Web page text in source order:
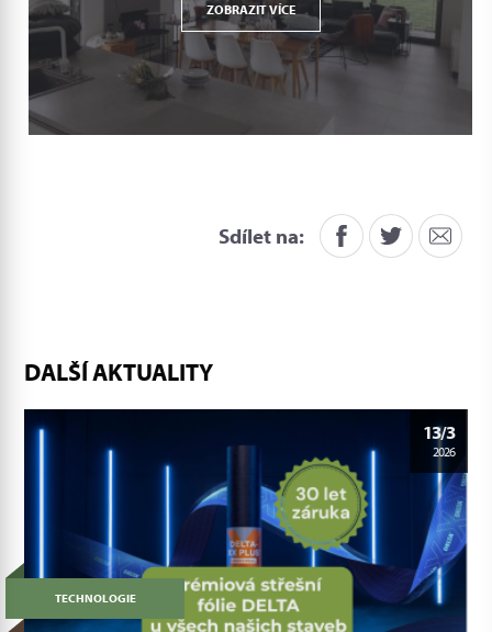
ZOBRAZIT VÍCE
Sdílet na:
DALŠÍ AKTUALITY
13/3
2026
TECHNOLOGIE